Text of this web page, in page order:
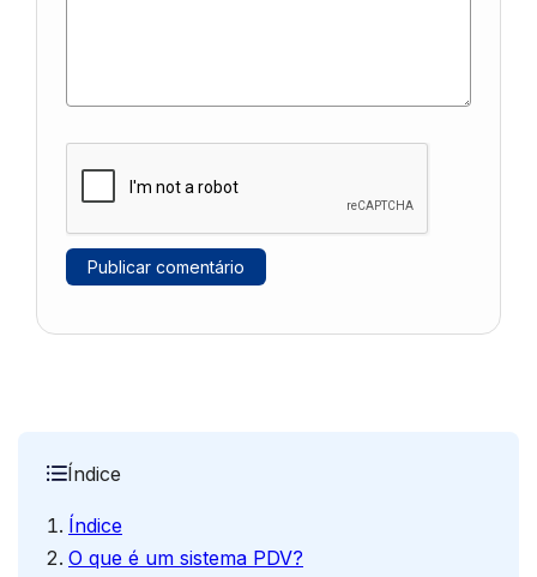
Índice
Índice
O que é um sistema PDV?